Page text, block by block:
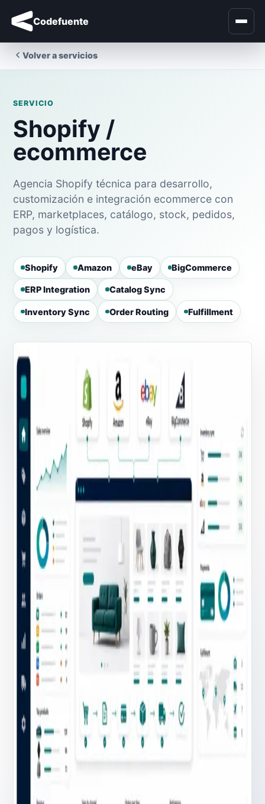
Codefuente
Volver a servicios
SERVICIO
Shopify /
ecommerce
Agencia Shopify técnica para desarrollo,
customización e integración ecommerce con
ERP, marketplaces, catálogo, stock, pedidos,
pagos y logística.
Shopify Amazon eBay BigCommerce
ERP Integration Catalog Sync
Inventory Sync Order Routing Fulfillment